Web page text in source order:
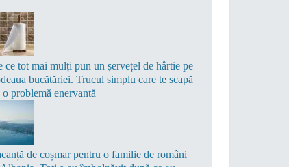
ce tot mai mulți pun un șervețel de hârtie pe
bucătăriei. Trucul simplu care te scapă
o problemă enervantă
de coșmar pentru o familie de români